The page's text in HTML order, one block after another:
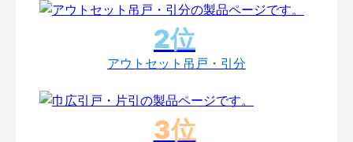
アウトセット吊戸・引分